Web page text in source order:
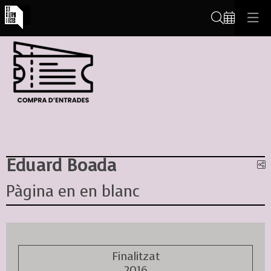
Eduard Boada
Pàgina en en blanc
Finalitzat